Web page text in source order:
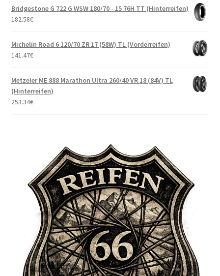
Bridgestone G 722 G WSW 180/70 - 15 76H TT (Hinterreifen)
182.58€
Michelin Road 6 120/70 ZR 17 (58W) TL (Vorderreifen)
141.47€
Metzeler ME 888 Marathon Ultra 260/40 VR 18 (84V) TL
(Hinterreifen)
253.34€